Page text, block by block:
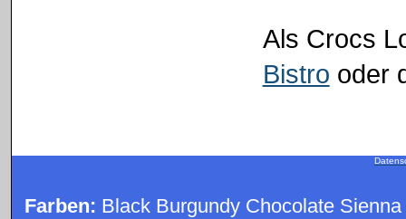
Als Crocs
Bistro oder
Farben: Black Burgundy Chocolate